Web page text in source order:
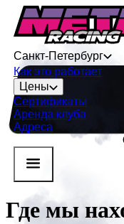
Санкт-Петербург
Как это работает
Цены
Сертификаты
Аренда клуба
Адреса
Где мы